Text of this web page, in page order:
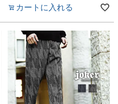
カートに入れる